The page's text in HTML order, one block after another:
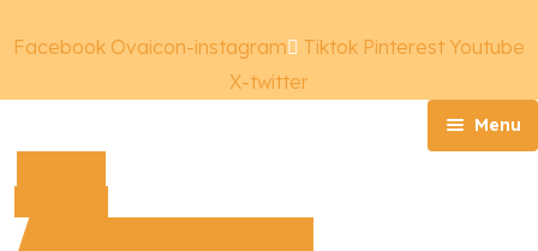
Facebook Ovaicon-instagram Tiktok Pinterest Youtube
X-twitter
Menu
Nos Services